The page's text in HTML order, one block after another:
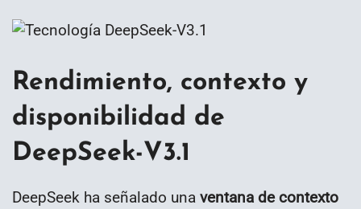
Rendimiento, contexto y
disponibilidad de
DeepSeek-V3.1
DeepSeek ha señalado una ventana de contexto